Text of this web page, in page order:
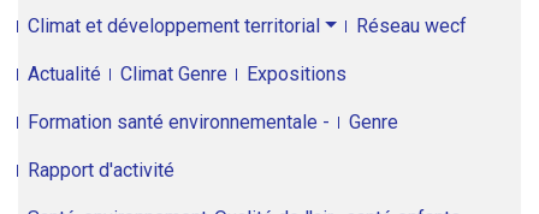
Climat et développement territorial Réseau wecf
Actualité Climat Genre Expositions
Formation santé environnementale - Genre
Rapport d'activité